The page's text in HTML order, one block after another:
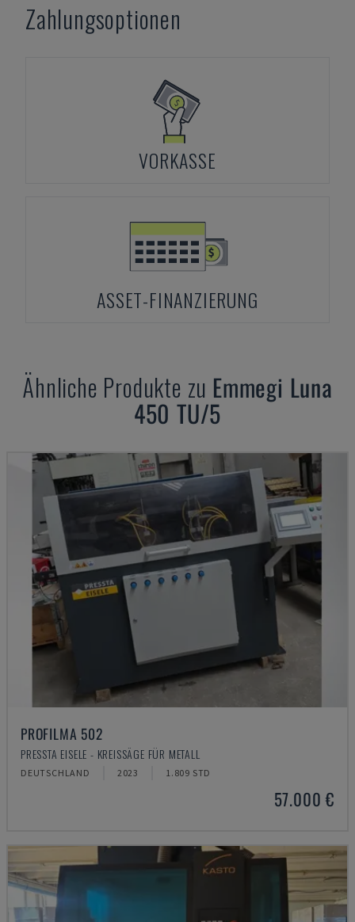
Zahlungsoptionen
VORKASSE
ASSET-FINANZIERUNG
Ähnliche Produkte zu Emmegi Luna
450 TU/5
PROFILMA 502
PRESSTA EISELE - KREISSÄGE FÜR METALL
DEUTSCHLAND 2023 1.809 STD
57.000 €